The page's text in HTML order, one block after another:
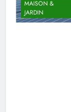
MAISON &
JARDIN